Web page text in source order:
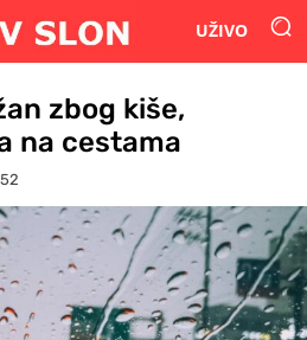
UŽIVO
zbog kiše,
na cestama